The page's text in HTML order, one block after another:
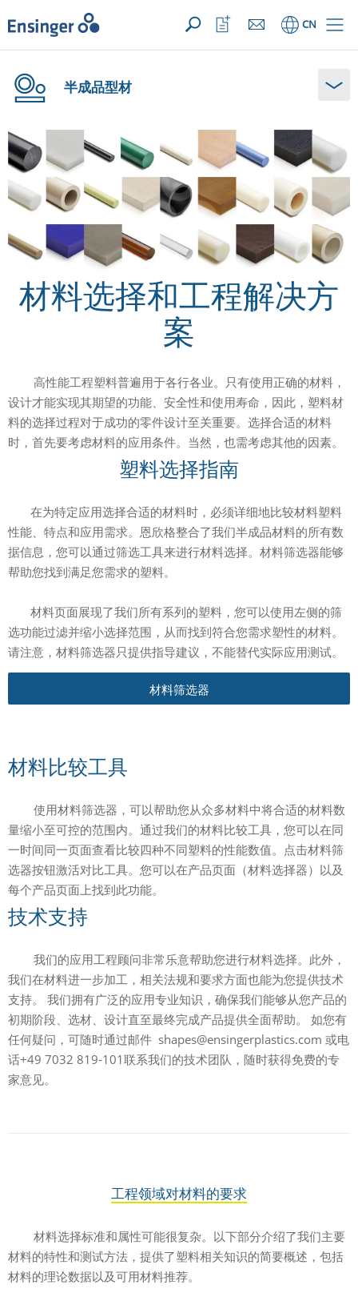
您的询价 ({{productCount}} 产品) 新建
主
页
CN
打
开
收
半成品型材
材料选择和工程解决方
案
高性能工程塑料普遍用于各行各业。只有使用正确的材料，
设计才能实现其期望的功能、安全性和使用寿命，因此，塑料材
料的选择过程对于成功的零件设计至关重要。选择合适的材料
时，首先要考虑材料的应用条件。当然，也需考虑其他的因素。
塑料选择指南
在为特定应用选择合适的材料时，必须详细地比较材料塑料
性能、特点和应用需求。恩欣格整合了我们半成品材料的所有数
据信息，您可以通过筛选工具来进行材料选择。材料筛选器能够
帮助您找到满足您需求的塑料。
材料页面展现了我们所有系列的塑料，您可以使用左侧的筛
选功能过滤并缩小选择范围，从而找到符合您需求塑性的材料。
请注意，材料筛选器只提供指导建议，不能替代实际应用测试。
材料筛选器
材料比较工具
使用材料筛选器，可以帮助您从众多材料中将合适的材料数
量缩小至可控的范围内。通过我们的材料比较工具，您可以在同
一时间同一页面查看比较四种不同塑料的性能数值。点击材料筛
选器按钮激活对比工具。您可以在产品页面（材料选择器）以及
每个产品页面上找到此功能。
技术支持
我们的应用工程顾问非常乐意帮助您进行材料选择。此外，
我们在材料进一步加工，相关法规和要求方面也能为您提供技术
支持。 我们拥有广泛的应用专业知识，确保我们能够从您产品的
初期阶段、选材、设计直至最终完成产品提供全面帮助。
如您有
任何疑问，可随时通过邮件 shapes@ensingerplastics.com 或电
话+49 7032 819-101联系我们的技术团队，随时获得免费的专
家意见。
工程领域对材料的要求
材料选择标准和属性可能很复杂。以下部分介绍了我们主要
材料的特性和测试方法，提供了塑料相关知识的简要概述，包括
材料的理论数据以及可用材料推荐。